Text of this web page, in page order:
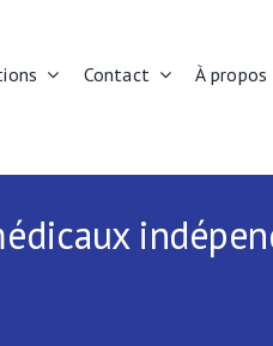
Contact À propos